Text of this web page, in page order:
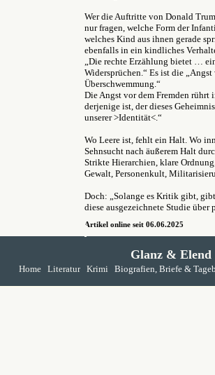
Wer die Auftritte von Donald
nur fragen, welche Form der
welches Kind aus ihnen gerade
ebenfalls in ein kindliches
„Die rechte Erzählung bietet …
Widersprüchen.“ Es ist die
Überschwemmung.“
Die Angst vor dem Fremden rührt
derjenige ist, der dieses
unserer >Identität<.“
Wo Leere ist, fehlt ein Halt. Wo
Sehnsucht nach äußerem Halt
Strikte Hierarchien, klare
Gewalt, Personenkult,
Doch: „Solange es Kritik gibt,
diese ausgezeichnete Studie
Artikel online seit 06.06.2025
Glanz & Elend
Home Literatur Krimi Biografien, Briefe &